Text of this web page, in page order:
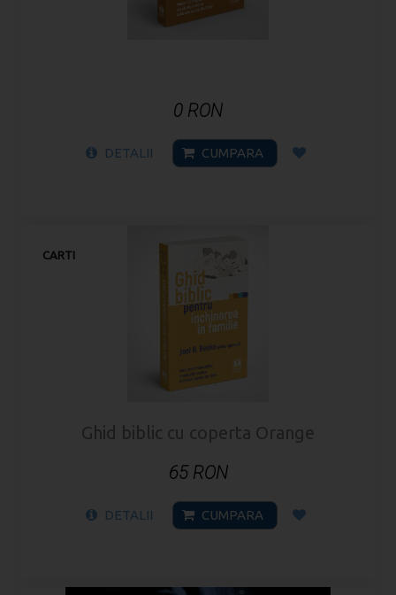
0 RON
DETALII CUMPARA
CARTI
Ghid biblic cu coperta Orange
65 RON
DETALII CUMPARA